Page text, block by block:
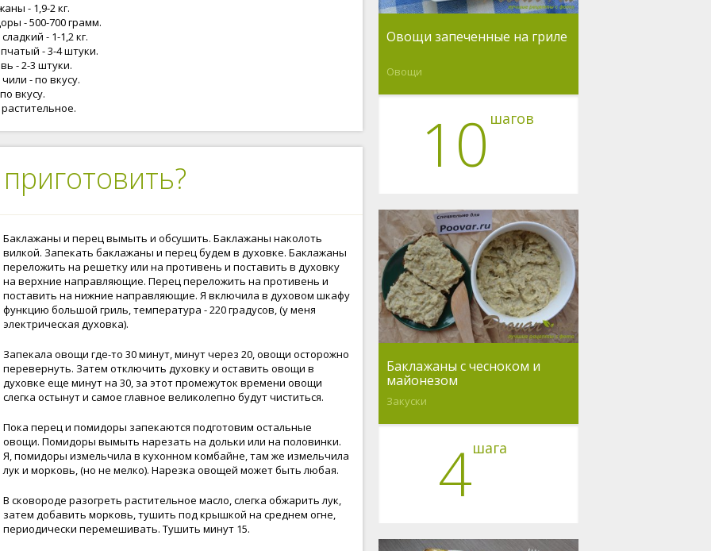
- 1,9-2 кг.
- 500-700 грамм.
- 1-1,2 кг.
- 3-4 штуки.
- 2-3 штуки.
- по вкусу.
вкусу.
Баклажаны и перец вымыть и обсушить. Баклажаны наколоть
вилкой. Запекать баклажаны и перец будем в духовке. Баклажаны
переложить на решетку или на противень и поставить в духовку
на верхние направляющие. Перец переложить на противень и
поставить на нижние направляющие. Я включила в духовом шкафу
функцию большой гриль, температура - 220 градусов, (у меня
электрическая духовка).
Запекала овощи где-то 30 минут, минут через 20, овощи осторожно
перевернуть. Затем отключить духовку и оставить овощи в
духовке еще минут на 30, за этот промежуток времени овощи
слегка остынут и самое главное великолепно будут чиститься.
Пока перец и помидоры запекаются подготовим остальные
овощи. Помидоры вымыть нарезать на дольки или на половинки.
Я, помидоры измельчила в кухонном комбайне, там же измельчила
лук и морковь, (но не мелко). Нарезка овощей может быть любая.
В сковороде разогреть растительное масло, слегка обжарить лук,
затем добавить морковь, тушить под крышкой на среднем огне,
периодически перемешивать. Тушить минут 15.
Овощи запеченные на гриле
Овощи
10 шагов
Баклажаны с чесноком и
майонезом
Закуски
4шага